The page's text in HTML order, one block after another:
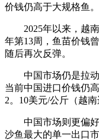
价钱仍高于大规格鱼。
2025年以来，越南
年第13周，鱼苗价钱
随后再次反弹。
中国市场仍是拉动
当前中国进口价钱仍
2。10美元/公斤（越南
中国市场则更偏好1
沙鱼最大的单一出口